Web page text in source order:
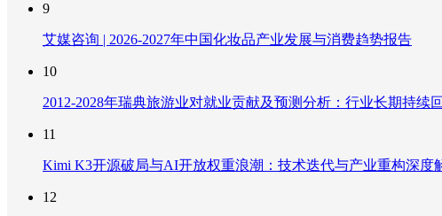
9
艾媒咨询 | 2026-2027年中国化妆品产业发展与消费趋势报告
10
2012-2028年瑞典旅游业对就业贡献及预测分析：行业长期持续
11
Kimi K3开源破局与AI开放权重浪潮：技术迭代与产业重构深度
12